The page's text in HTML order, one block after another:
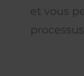
et vous